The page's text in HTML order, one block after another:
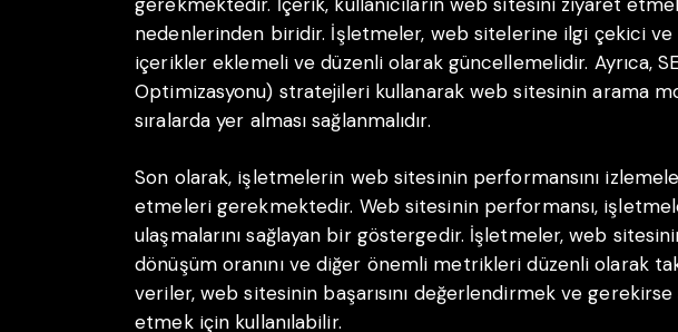
nedenlerinden biridir. İşletmeler, web sitelerine ilgi çekici
içerikler eklemeli ve düzenli olarak güncellemelidir. Ayrıca,
Optimizasyonu) stratejileri kullanarak web sitesinin arama
sıralarda yer alması sağlanmalıdır.
Son olarak, işletmelerin web sitesinin performansını
etmeleri gerekmektedir. Web sitesinin performansı,
ulaşmalarını sağlayan bir göstergedir. İşletmeler, web
dönüşüm oranını ve diğer önemli metrikleri düzenli olarak
veriler, web sitesinin başarısını değerlendirmek ve
etmek için kullanılabilir.